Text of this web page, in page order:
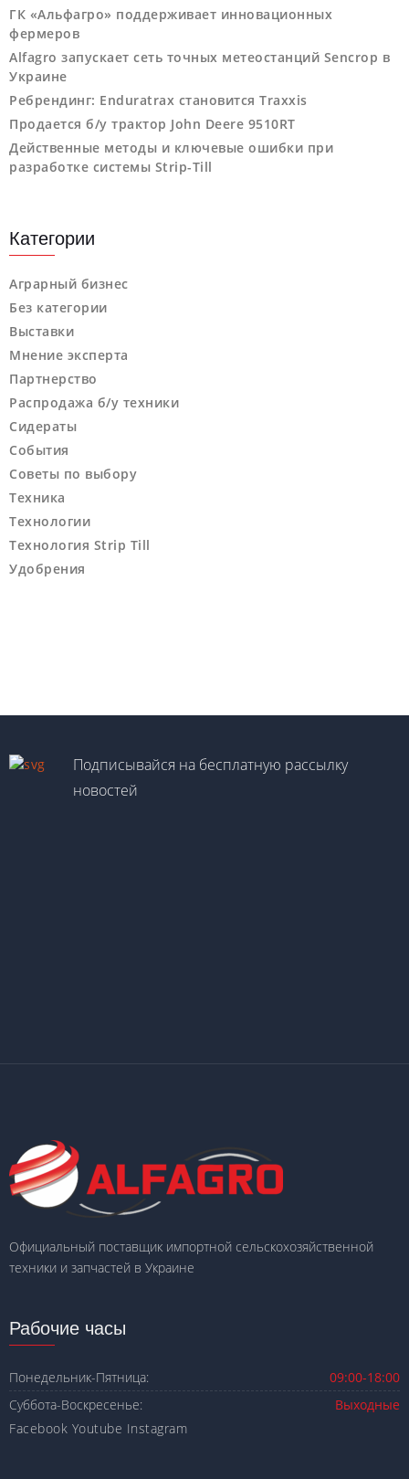
ГК «Альфагро» поддерживает инновационных
фермеров
Alfagro запускает сеть точных метеостанций Sencrop в
Украине
Ребрендинг: Enduratrax становится Traxxis
Продается б/у трактор John Deere 9510RT
Действенные методы и ключевые ошибки при
разработке системы Strip-Till
Категории
Аграрный бизнес
Без категории
Выставки
Мнение эксперта
Партнерство
Распродажа б/у техники
Сидераты
События
Советы по выбору
Техника
Технологии
Технология Strip Till
Удобрения
Подписывайся на бесплатную рассылку
новостей
Официальный поставщик импортной сельскохозяйственной
техники и запчастей в Украине
Рабочие часы
Понедельник-Пятница:
09:00-18:00
Суббота-Воскресенье:
Выходные
Facebook Youtube Instagram